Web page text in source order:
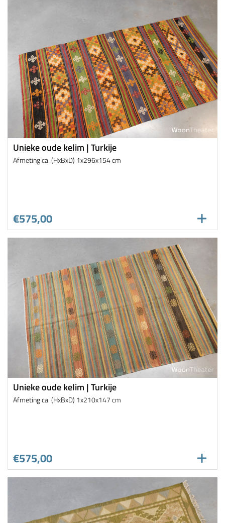
Unieke oude kelim | Turkije
Afmeting ca. (HxBxD) 1x296x154 cm
€575,00
Unieke oude kelim | Turkije
Afmeting ca. (HxBxD) 1x210x147 cm
€575,00